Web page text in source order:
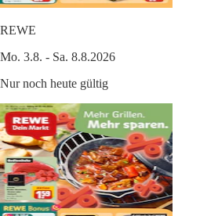
REWE
Mo. 3.8. - Sa. 8.8.2026
Nur noch heute gültig